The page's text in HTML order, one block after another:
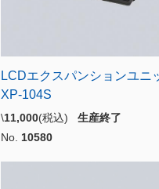
LCDエクスパンションユニ
XP-104S
\11,000(税込) 生産終了
No. 10580